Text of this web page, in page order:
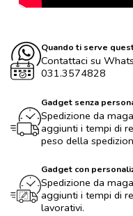
Quando ti serve
Contattaci su
031.3574828
Gadget senza
Spedizione da
aggiunti i tempi di
peso della
Gadget con
Spedizione da
aggiunti i tempi di
lavorativi.